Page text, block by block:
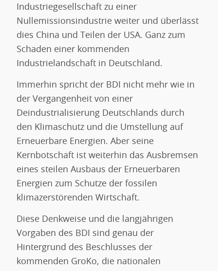
Industriegesellschaft zu einer
Nullemissionsindustrie weiter und überlässt
dies China und Teilen der USA. Ganz zum
Schaden einer kommenden
Industrielandschaft in Deutschland.
Immerhin spricht der BDI nicht mehr wie in
der Vergangenheit von einer
Deindustrialisierung Deutschlands durch
den Klimaschutz und die Umstellung auf
Erneuerbare Energien. Aber seine
Kernbotschaft ist weiterhin das Ausbremsen
eines steilen Ausbaus der Erneuerbaren
Energien zum Schutze der fossilen
klimazerstörenden Wirtschaft.
Diese Denkweise und die langjährigen
Vorgaben des BDI sind genau der
Hintergrund des Beschlusses der
kommenden GroKo, die nationalen